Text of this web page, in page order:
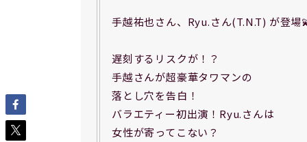
手越祐也さん、Ryu.さん(T.N.T) が登場
遅刻するリスクが！？
手越さんが超豪華タワマンの
落とし穴を告白！
バラエティー初出演！Ryu.さんは
女性が寄ってこない？